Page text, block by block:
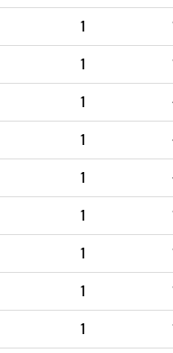
1
1
1
1
1
1
1
1
1